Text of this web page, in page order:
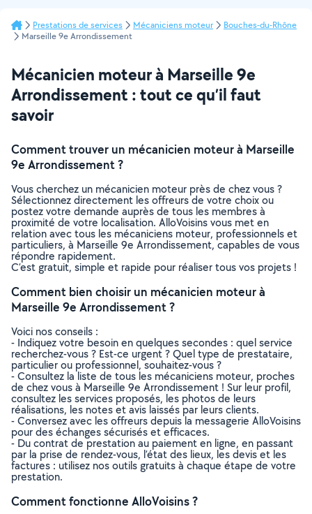
Prestations de services Mécaniciens moteur
Bouches-du-Rhône
Marseille 9e Arrondissement
Mécanicien moteur à Marseille 9e
Arrondissement : tout ce qu’il faut
savoir
Comment trouver un mécanicien moteur à Marseille
9e Arrondissement ?
Vous cherchez un mécanicien moteur près de chez vous ?
Sélectionnez directement les offreurs de votre choix ou
postez votre demande auprès de tous les membres à
proximité de votre localisation. AlloVoisins vous met en
relation avec tous les mécaniciens moteur, professionnels et
particuliers, à Marseille 9e Arrondissement, capables de vous
répondre rapidement.
C’est gratuit, simple et rapide pour réaliser tous vos projets !
Comment bien choisir un mécanicien moteur à
Marseille 9e Arrondissement ?
Voici nos conseils :
- Indiquez votre besoin en quelques secondes : quel service
recherchez-vous ? Est-ce urgent ? Quel type de prestataire,
particulier ou professionnel, souhaitez-vous ?
- Consultez la liste de tous les mécaniciens moteur, proches
de chez vous à Marseille 9e Arrondissement ! Sur leur profil,
consultez les services proposés, les photos de leurs
réalisations, les notes et avis laissés par leurs clients.
- Conversez avec les offreurs depuis la messagerie AlloVoisins
pour des échanges sécurisés et efficaces.
- Du contrat de prestation au paiement en ligne, en passant
par la prise de rendez-vous, l’état des lieux, les devis et les
factures : utilisez nos outils gratuits à chaque étape de votre
prestation.
Comment fonctionne AlloVoisins ?